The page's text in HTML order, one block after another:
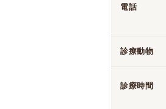
電話
診療動物
診療時間